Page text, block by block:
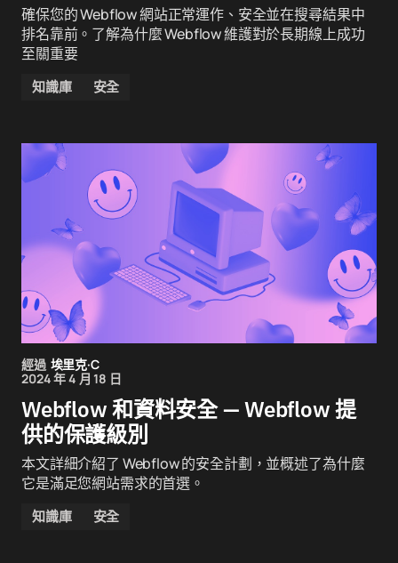
確保您的 Webflow 網站正常運作、安全並在搜尋結果中
排名靠前。了解為什麼 Webflow 維護對於長期線上成功
至關重要
知識庫 安全
經過 埃里克·C
2024 年 4 月 18 日
Webflow 和資料安全 — Webflow 提
供的保護級別
本文詳細介紹了 Webflow 的安全計劃，並概述了為什麼
它是滿足您網站需求的首選。
知識庫 安全